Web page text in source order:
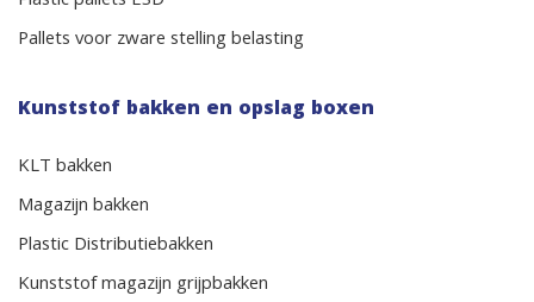
Pallets voor zware stelling belasting
Kunststof bakken en opslag boxen
KLT bakken
Magazijn bakken
Plastic Distributiebakken
Kunststof magazijn grijpbakken